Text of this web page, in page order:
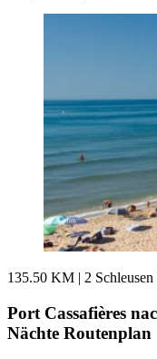
135.50 KM 2 Schleusen
Port Cassafières
Nächte Routenplan